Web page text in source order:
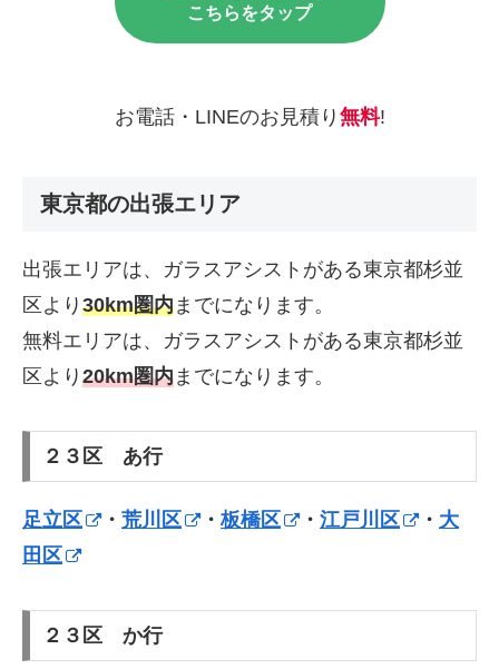
こちらをタップ
お電話・LINEのお見積り 無料!
東京都の出張エリア
出張エリアは、ガラスアシストがある東京都杉並
区より 30km圏内 までになります。
無料エリアは、ガラスアシストがある東京都杉並
区より 20km圏内 までになります。
２３区 あ行
足立区 ・ 荒川区 ・板橋区 ・ 江戸川区 ・ 大
田区
２３区 か行